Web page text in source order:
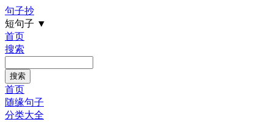
句子抄
短句子 ▼
首页
搜索
首页
随缘句子
分类大全